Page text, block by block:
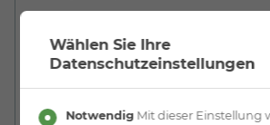
Zurück
Wählen Sie Ihre
Datenschutzeinstellungen
Notwendig Mit dieser Einstellung